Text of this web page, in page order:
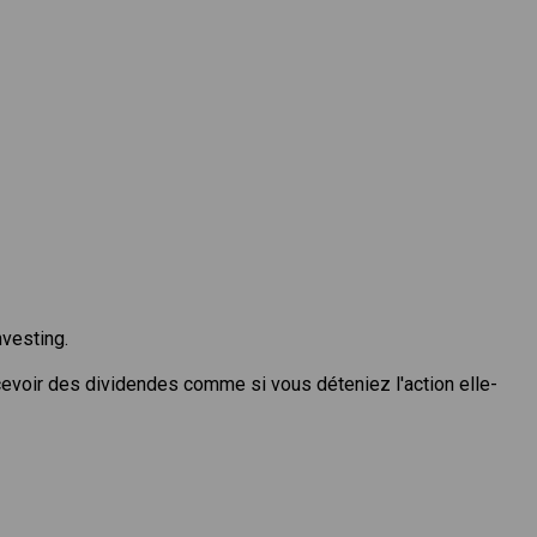
des dividendes comme si vous déteniez l'action elle-